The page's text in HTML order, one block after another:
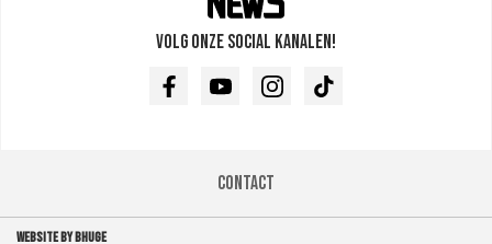
Volg onze social kanalen!
FacebookYoutubeInstagramTikTok
Contact
WEBSITE BY BHUGE